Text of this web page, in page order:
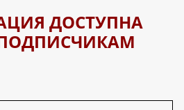
ДОСТУПНА